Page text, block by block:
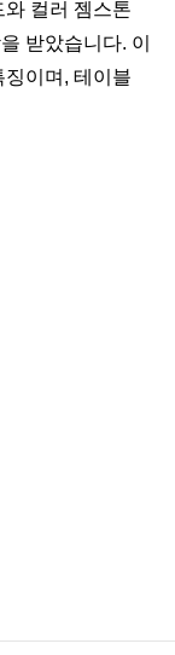
컬러 젬스톤
받았습니다. 이
이며, 테이블